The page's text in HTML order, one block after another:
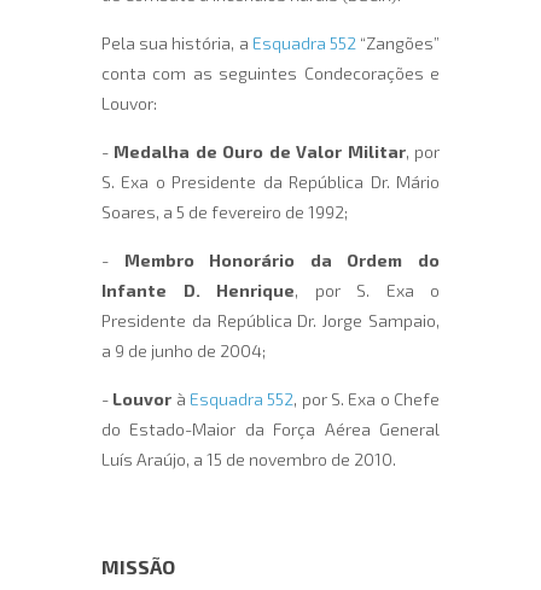
Pela sua história, a Esquadra 552 “Zangões”
conta com as seguintes Condecorações e
Louvor:
- Medalha de Ouro de Valor Militar, por
S. Exa o Presidente da República Dr. Mário
Soares, a 5 de fevereiro de 1992;
- Membro Honorário da Ordem do
Infante D. Henrique, por S. Exa o
Presidente da República Dr. Jorge Sampaio,
a 9 de junho de 2004;
- Louvor à Esquadra 552, por S. Exa o Chefe
do Estado-Maior da Força Aérea General
Luís Araújo, a 15 de novembro de 2010.
MISSÃO